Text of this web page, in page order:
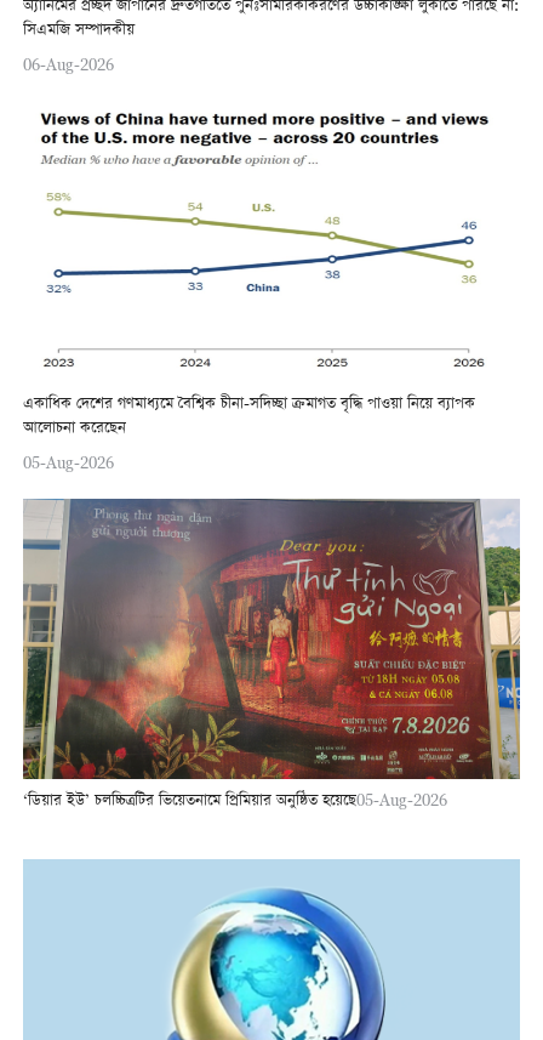
অ্যানিমের প্রচ্ছদ জাপানের দ্রুতগতিতে পুনঃসামরিকীকরণের উচ্চাকাঙ্ক্ষা লুকাতে পারছে না:
সিএমজি সম্পাদকীয়
06-Aug-2026
একাধিক দেশের গণমাধ্যমে বৈশ্বিক চীনা-সদিচ্ছা ক্রমাগত বৃদ্ধি পাওয়া নিয়ে ব্যাপক
আলোচনা করেছেন
05-Aug-2026
‘ডিয়ার ইউ’ চলচ্চিত্রটির ভিয়েতনামে প্রিমিয়ার অনুষ্ঠিত হয়েছে05-Aug-2026